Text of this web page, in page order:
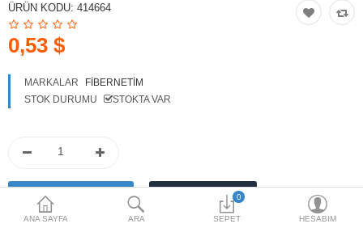
$
Para Birimi
ANA SAYFA ARA
0
SEPET HESABIM
ÜRÜN KODU: 414664
0,53 $
MARKALAR
FIBERNETIM
STOK DURUMU
STOKTA VAR